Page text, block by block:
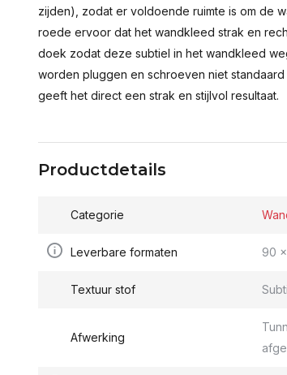
zijden), zodat er voldoende ruimte is om de
roede ervoor dat het wandkleed strak en
doek zodat deze subtiel in het wandkleed
worden pluggen en schroeven niet
geeft het direct een strak en stijlvol resultaat.
Productdetails
Categorie
Leverbare formaten 90
Textuur stof
Afwerking